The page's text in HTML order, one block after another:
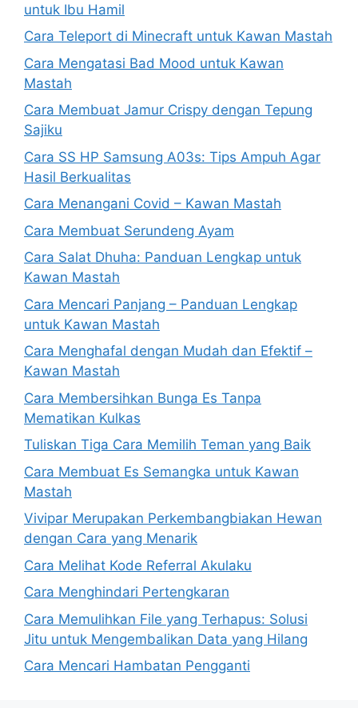
untuk Ibu Hamil
Cara Teleport di Minecraft untuk Kawan Mastah
Cara Mengatasi Bad Mood untuk Kawan
Mastah
Cara Membuat Jamur Crispy dengan Tepung
Sajiku
Cara SS HP Samsung A03s: Tips Ampuh Agar
Hasil Berkualitas
Cara Menangani Covid – Kawan Mastah
Cara Membuat Serundeng Ayam
Cara Salat Dhuha: Panduan Lengkap untuk
Kawan Mastah
Cara Mencari Panjang – Panduan Lengkap
untuk Kawan Mastah
Cara Menghafal dengan Mudah dan Efektif –
Kawan Mastah
Cara Membersihkan Bunga Es Tanpa
Mematikan Kulkas
Tuliskan Tiga Cara Memilih Teman yang Baik
Cara Membuat Es Semangka untuk Kawan
Mastah
Vivipar Merupakan Perkembangbiakan Hewan
dengan Cara yang Menarik
Cara Melihat Kode Referral Akulaku
Cara Menghindari Pertengkaran
Cara Memulihkan File yang Terhapus: Solusi
Jitu untuk Mengembalikan Data yang Hilang
Cara Mencari Hambatan Pengganti